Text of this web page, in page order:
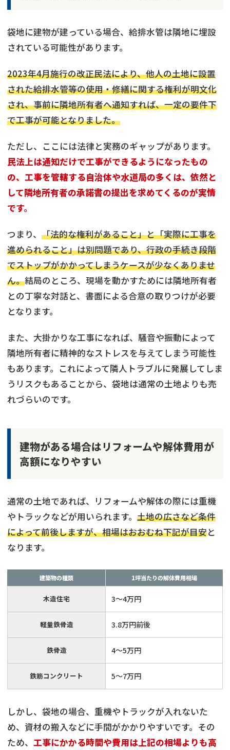
袋地に建物が建っている場合、給排水管は隣地に埋設
されている可能性があります。
2023年4月施行の改正民法により、他人の土地に設置
された給排水管等の使用・修繕に関する権利が明文化
され、事前に隣地所有者へ通知すれば、一定の要件下
で工事が可能となりました。
ただし、ここには法律と実務のギャップがあります。
民法上は通知だけで工事ができるようになったもの
の、工事を管轄する自治体や水道局の多くは、依然と
して隣地所有者の承諾書の提出を求めてくるのが実情
です。
つまり、 「法的な権利があること」と「実際に工事を
進められること」は別問題であり、行政の手続き段階
でストップがかかってしまうケースが少なくありませ
ん。結局のところ、現場を動かすためには隣地所有者
との丁寧な対話と、書面による合意の取りつけが必要
となります。
また、大掛かりな工事になれば、騒音や振動によって
隣地所有者に精神的なストレスを与えてしまう可能性
もあります。これによって隣人トラブルに発展してしま
うリスクもあることから、袋地は通常の土地よりも売
れづらいのです。
建物がある場合はリフォームや解体費用が
高額になりやすい
通常の土地であれば、リフォームや解体の際には重機
やトラックなどが用いられます。 土地の広さなど条件
によって前後しますが、相場はおおむね下記が目安と
なります。
建築物の種類 1坪当たりの解体費用相場
木造住宅 3～4万円
軽量鉄骨造 3.8万円前後
鉄骨造 4～5万円
鉄筋コンクリート 5～7万円
しかし、袋地の場合、重機やトラックが入れないた
め、資材の搬入などに手間がかかりやすいです。その
ため、 工事にかかる時間や費用は上記の相場よりも高
再建築不可物件の売却でお悩みならこちら